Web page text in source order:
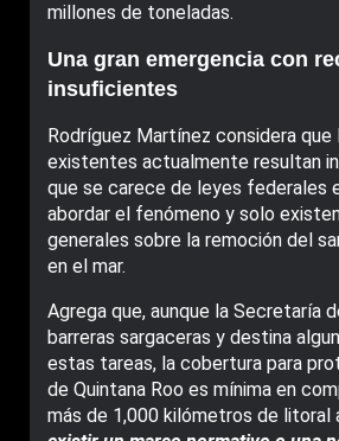
millones de toneladas.
Una gran emergencia con
insuficientes
Rodríguez Martínez considera que
existentes actualmente resultan
que se carece de leyes federales
abordar el fenómeno y solo
generales sobre la remoción del
en el mar.
Agrega que, aunque la Secretaría
barreras sargaceras y destina
estas tareas, la cobertura para
de Quintana Roo es mínima en
más de 1,000 kilómetros de litoral